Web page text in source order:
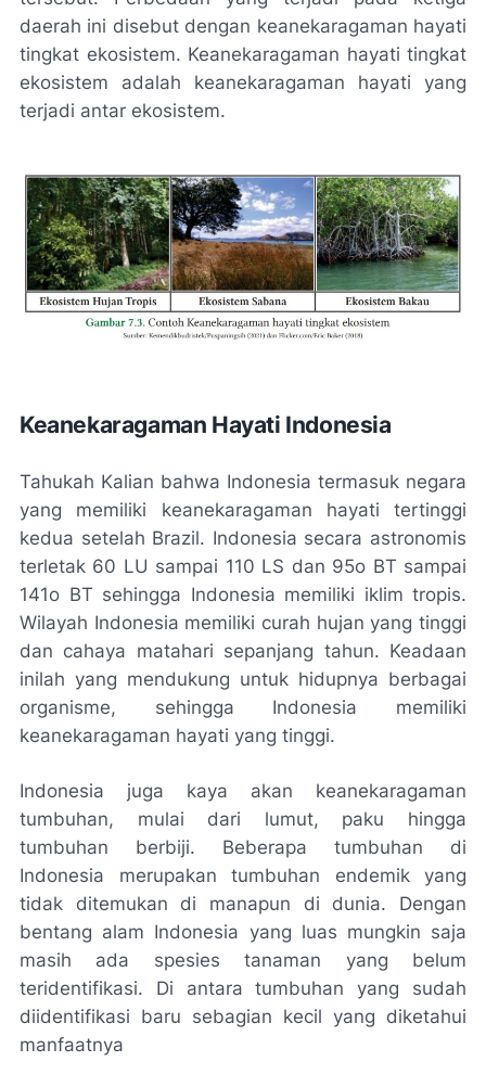
daerah ini disebut dengan keanekaragaman hayati
tingkat ekosistem. Keanekaragaman hayati tingkat
ekosistem adalah keanekaragaman hayati yang
terjadi antar ekosistem.
Keanekaragaman Hayati Indonesia
Tahukah Kalian bahwa Indonesia termasuk negara
yang memiliki keanekaragaman hayati tertinggi
kedua setelah Brazil. Indonesia secara astronomis
terletak 60 LU sampai 110 LS dan 95o BT sampai
141o BT sehingga Indonesia memiliki iklim tropis.
Wilayah Indonesia memiliki curah hujan yang tinggi
dan cahaya matahari sepanjang tahun. Keadaan
inilah yang mendukung untuk hidupnya berbagai
organisme, sehingga Indonesia memiliki
keanekaragaman hayati yang tinggi.
Indonesia juga kaya akan keanekaragaman
tumbuhan, mulai dari lumut, paku hingga
tumbuhan berbiji. Beberapa tumbuhan di
Indonesia merupakan tumbuhan endemik yang
tidak ditemukan di manapun di dunia. Dengan
bentang alam Indonesia yang luas mungkin saja
masih ada spesies tanaman yang belum
teridentifikasi. Di antara tumbuhan yang sudah
diidentifikasi baru sebagian kecil yang diketahui
manfaatnya